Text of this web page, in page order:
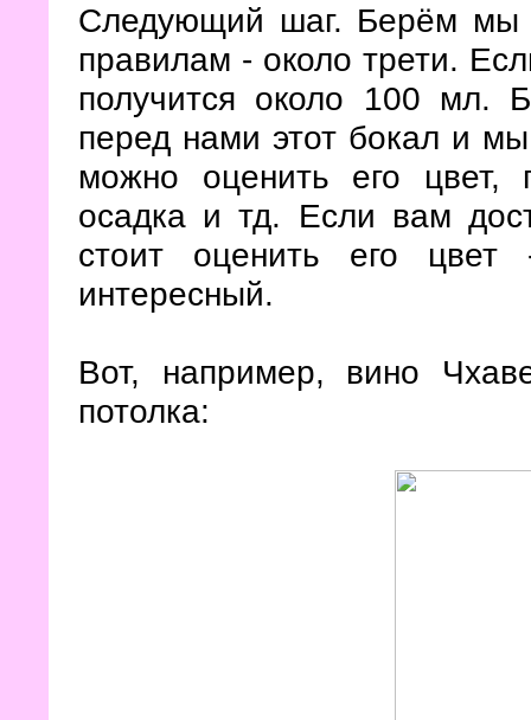
Следующий шаг. Берём мы
правилам - около трети.
получится около 100 мл.
перед нами этот бокал и
можно оценить его цвет,
осадка и тд. Если вам
стоит оценить его
интересный.
Вот, например, вино
потолка: